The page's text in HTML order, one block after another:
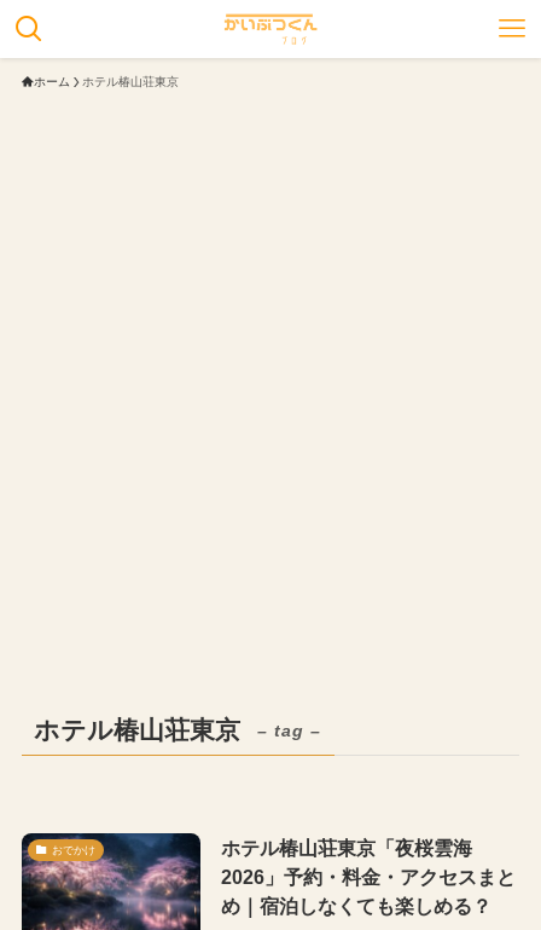
ホーム ホテル椿山荘東京
ホテル椿山荘東京 – tag –
おでかけ
ホテル椿山荘東京「夜桜雲海
2026」予約・料金・アクセスまと
め｜宿泊しなくても楽しめる？